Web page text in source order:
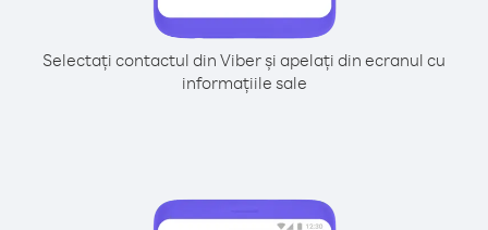
Selectați contactul din Viber și apelați din ecranul cu
informațiile sale